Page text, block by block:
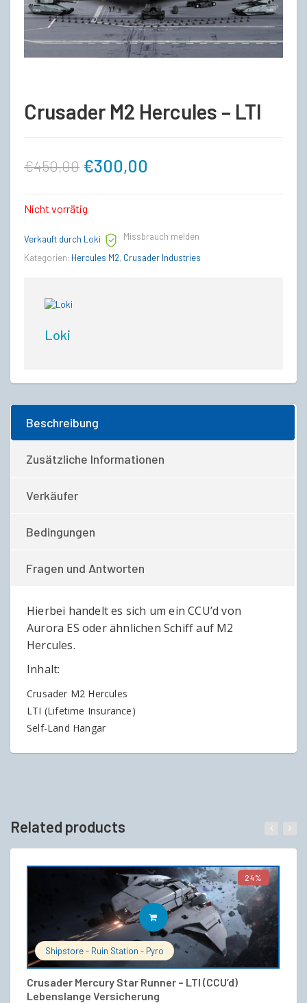
Crusader M2 Hercules – LTI
€450,00 Ursprünglicher
war:
€450,00
€300,00
ist:
€300,00.
Nicht vorrätig
Verkauft durch Loki
Missbrauch melden
Kategorien: Hercules M2, Crusader Industries
Loki
Beschreibung
Zusätzliche Informationen
Verkäufer
Bedingungen
Fragen und Antworten
Hierbei handelt es sich um ein CCU’d von
Aurora ES oder ähnlichen Schiff auf M2
Hercules.
Inhalt:
Crusader M2 Hercules
LTI (Lifetime Insurance)
Self-Land Hangar
Related products
24%
Shipstore - Ruin Station - Pyro
Crusader Mercury Star Runner – LTI (CCU’d)
Lebenslange Versicherung
IN DEN WARENKORB